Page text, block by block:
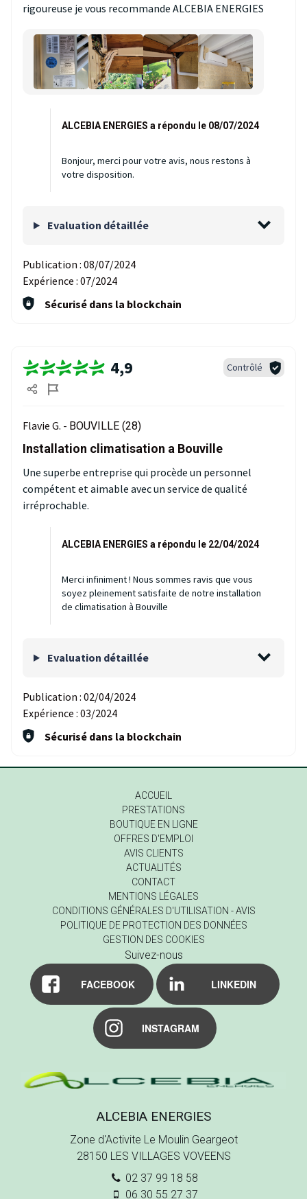
rigoureuse je vous recommande ALCEBIA ENERGIES
ALCEBIA ENERGIES a répondu le 08/07/2024
Bonjour, merci pour votre avis, nous restons à
votre disposition.
Evaluation détaillée
Publication : 08/07/2024
Expérience : 07/2024
Sécurisé dans la blockchain
4,9 Contrôlé
Flavie G. - BOUVILLE (28)
Installation climatisation a Bouville
Une superbe entreprise qui procède un personnel
compétent et aimable avec un service de qualité
irréprochable.
ALCEBIA ENERGIES a répondu le 22/04/2024
Merci infiniment ! Nous sommes ravis que vous
soyez pleinement satisfaite de notre installation
de climatisation à Bouville
Evaluation détaillée
Publication : 02/04/2024
Expérience : 03/2024
Sécurisé dans la blockchain
ACCUEIL
PRESTATIONS
BOUTIQUE EN LIGNE
OFFRES D'EMPLOI
AVIS CLIENTS
ACTUALITÉS
CONTACT
MENTIONS LÉGALES
CONDITIONS GÉNÉRALES D'UTILISATION - AVIS
POLITIQUE DE PROTECTION DES DONNÉES
GESTION DES COOKIES
Suivez-nous
FACEBOOK LINKEDIN
INSTAGRAM
ALCEBIA ENERGIES
Zone d'Activite Le Moulin Geargeot
28150 LES VILLAGES VOVEENS
02 37 99 18 58
06 30 55 27 37